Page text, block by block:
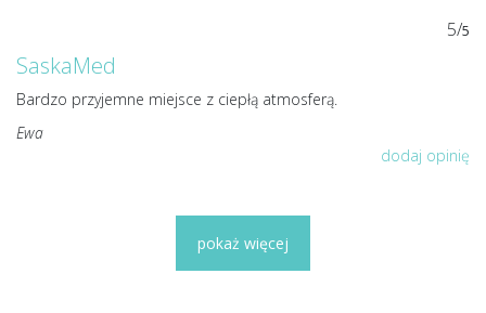
5/5
SaskaMed
Bardzo przyjemne miejsce z ciepłą atmosferą.
Ewa
dodaj opinię
pokaż więcej